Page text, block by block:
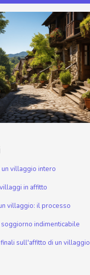
villaggio intero
in affitto
villaggio: il processo
indimenticabile
sull'affitto di un villaggio